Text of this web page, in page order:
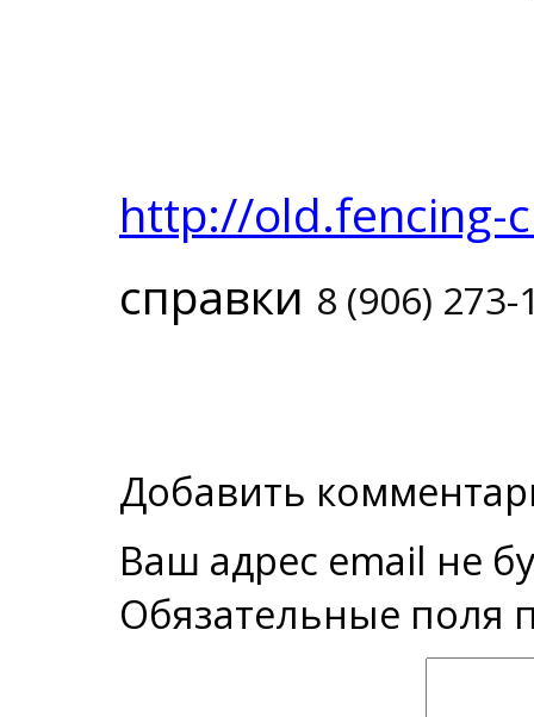
http://old.fencing-
справки 8 (906) 273-
Добавить
Ваш адрес email не
Обязательные поля